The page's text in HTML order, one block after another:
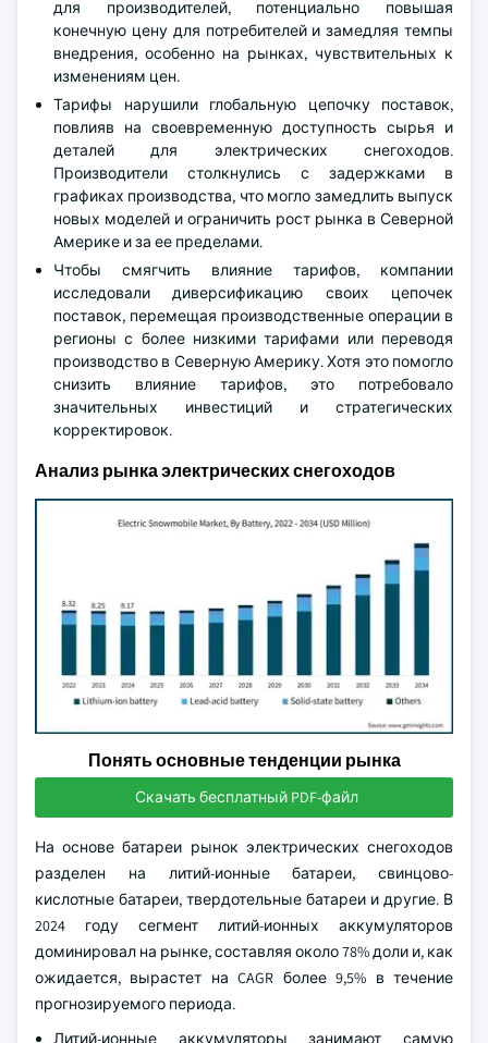
для производителей, потенциально повышая
конечную цену для потребителей и замедляя темпы
внедрения, особенно на рынках, чувствительных к
изменениям цен.
Тарифы нарушили глобальную цепочку поставок,
повлияв на своевременную доступность сырья и
деталей для электрических снегоходов.
Производители столкнулись с задержками в
графиках производства, что могло замедлить выпуск
новых моделей и ограничить рост рынка в Северной
Америке и за ее пределами.
Чтобы смягчить влияние тарифов, компании
исследовали диверсификацию своих цепочек
поставок, перемещая производственные операции в
регионы с более низкими тарифами или переводя
производство в Северную Америку. Хотя это помогло
снизить влияние тарифов, это потребовало
значительных инвестиций и стратегических
корректировок.
Анализ рынка электрических снегоходов
Понять основные тенденции рынка
Скачать бесплатный PDF-файл
На основе батареи рынок электрических снегоходов
разделен на литий-ионные батареи, свинцово-
кислотные батареи, твердотельные батареи и другие. В
2024 году сегмент литий-ионных аккумуляторов
доминировал на рынке, составляя около 78% доли и, как
ожидается, вырастет на CAGR более 9,5% в течение
прогнозируемого периода.
Литий-ионные аккумуляторы занимают самую